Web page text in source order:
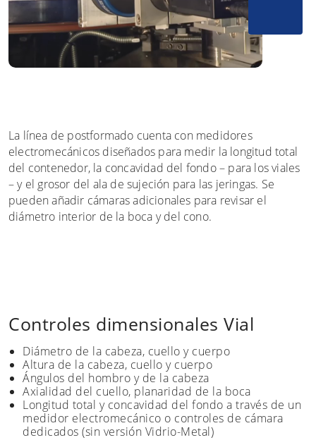
La línea de postformado cuenta con medidores
electromecánicos diseñados para medir la longitud total
del contenedor, la concavidad del fondo – para los viales
– y el grosor del ala de sujeción para las jeringas. Se
pueden añadir cámaras adicionales para revisar el
diámetro interior de la boca y del cono.
Controles dimensionales Vial
Diámetro de la cabeza, cuello y cuerpo
Altura de la cabeza, cuello y cuerpo
Ángulos del hombro y de la cabeza
Axialidad del cuello, planaridad de la boca
Longitud total y concavidad del fondo a través de un
medidor electromecánico o controles de cámara
dedicados (sin versión Vidrio-Metal)